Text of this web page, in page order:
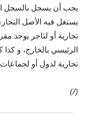
يجب أن يسجل بالسجل
يستغل فيه الأصل
تجارية أو لتاجر يوجد
الرئيسي بالخارج، و كذا
تجارية لدول أو
(/)